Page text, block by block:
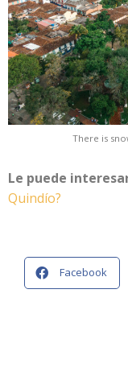
There is
Le puede
Quindío?
Facebook